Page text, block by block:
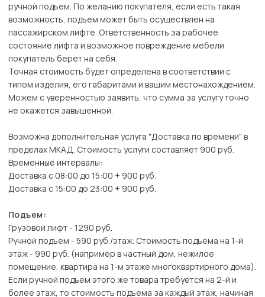
ручной подъем. По желанию покупателя, если есть такая
возможность, подъем может быть осуществлен на
пассажирском лифте. Ответственность за рабочее
состояние лифта и возможное повреждение мебели
покупатель берет на себя.
Точная стоимость будет определена в соответствии с
типом изделия, его габаритами и вашим местонахождением.
Можем с уверенностью заявить, что сумма за услугу точно
не окажется завышенной.
Возможна дополнительная услуга "Доставка по времени" в
пределах МКАД. Стоимость услуги составляет 900 руб.
Временные интервалы:
Доставка с 08:00 до 15:00 + 900 руб.
Доставка с 15:00 до 23:00 + 900 руб.
Подъем:
Грузовой лифт - 1290 руб.
Ручной подъем - 590 руб./этаж. Стоимость подъема на 1-й
этаж - 990 руб. (например в частный дом, нежилое
помещение, квартира на 1-м этаже многоквартирного дома).
Если ручной подъем этого же товара требуется на 2-й и
более этаж, то стоимость подъема за каждый этаж, начиная